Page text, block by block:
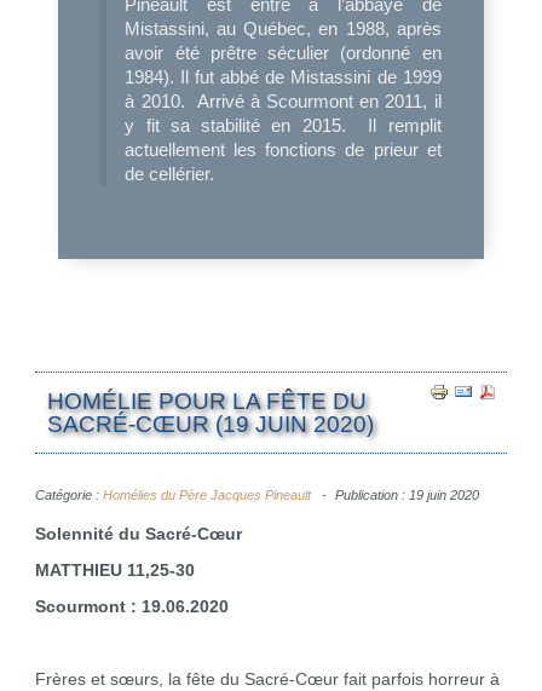
Pineault est entré à l’abbaye de
Mistassini, au Québec, en 1988, après
avoir été prêtre séculier (ordonné en
1984). Il fut abbé de Mistassini de 1999
à 2010. Arrivé à Scourmont en 2011, il
y fit sa stabilité en 2015. Il remplit
actuellement les fonctions de prieur et
de cellérier.
HOMÉLIE POUR LA FÊTE DU
SACRÉ-CŒUR (19 JUIN 2020)
Catégorie : Homélies du Père Jacques Pineault Publication : 19 juin 2020
Solennité du Sacré-Cœur
MATTHIEU 11,25-30
Scourmont : 19.06.2020
Frères et sœurs, la fête du Sacré-Cœur fait parfois horreur à